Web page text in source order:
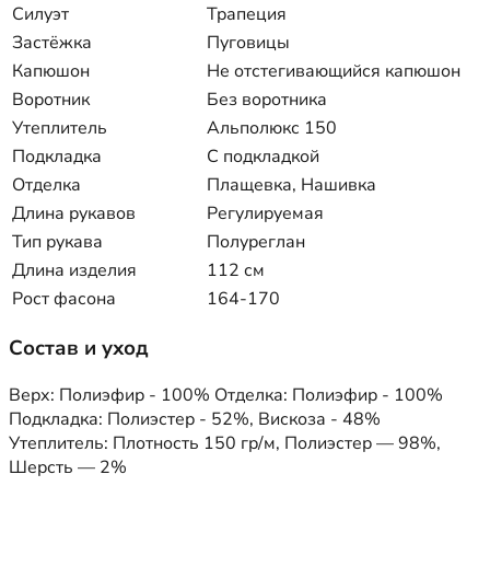
Силуэт
Трапеция
Застёжка
Пуговицы
Капюшон
Не отстегивающийся капюшон
Воротник
Без воротника
Утеплитель
Альполюкс 150
Подкладка
С подкладкой
Отделка
Плащевка, Нашивка
Длина рукавов
Регулируемая
Тип рукава
Полуреглан
Длина изделия
112 см
Рост фасона
164-170
Состав и уход
Верх: Полиэфир - 100% Отделка: Полиэфир - 100%
Подкладка: Полиэстер - 52%, Вискоза - 48%
Утеплитель: Плотность 150 гр/м, Полиэстер — 98%,
Шерсть — 2%